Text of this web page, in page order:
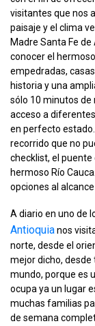
visitantes que nos
paisaje y el clima
Madre Santa Fe
conocer el
empedradas,
historia y una
sólo 10 minutos de
acceso a
en perfecto
recorrido que no
checklist, el puente
hermoso Río
opciones al
A diario en uno de
Antioquianos
norte, desde el
mejor dicho, desde
mundo, porque es
ocupa ya un lugar
muchas familias
de semana